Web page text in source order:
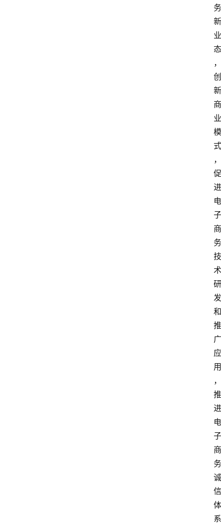
务
新
业
态
，
创
新
商
业
模
式
，
促
进
电
子
商
务
技
术
研
发
和
推
广
应
用
，
推
进
电
子
商
务
诚
信
体
系